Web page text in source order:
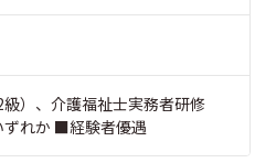
）、介護福祉士実務者研修
ずれか ■経験者優遇